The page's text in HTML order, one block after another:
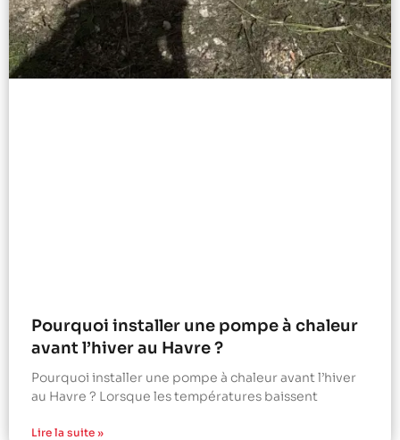
Pourquoi installer une pompe à chaleur
avant l’hiver au Havre ?
Pourquoi installer une pompe à chaleur avant l’hiver
au Havre ? Lorsque les températures baissent
Lire la suite »